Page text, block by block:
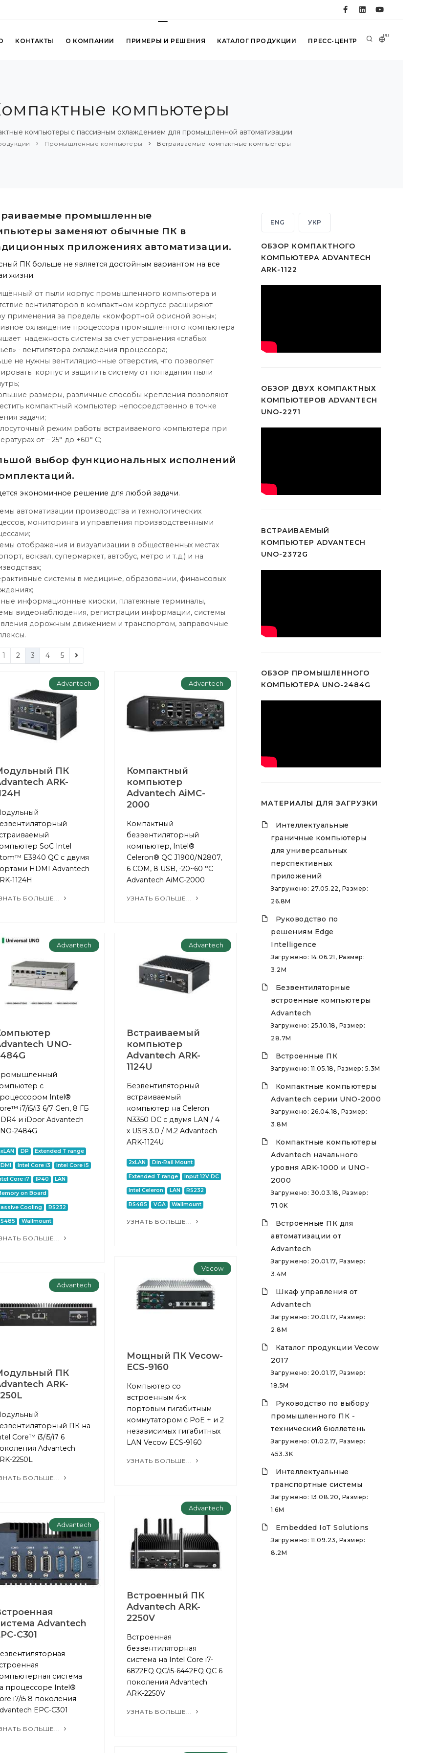
RU
КОНТАКТЫ О КОМПАНИИ ПРИМЕРЫ И РЕШЕНИЯ КАТАЛОГ ПРОДУКЦИИ ПРЕСС-ЦЕНТР
компьютеры
компьютеры с пассивным охлаждением для промышленной автоматизации
Промышленные компьютеры Встраиваемые компактные компьютеры
промышленные
заменяют обычные ПК в
приложениях автоматизации.
ПК больше не является достойным вариантом на все
жизни.
от пыли корпус промышленного компьютера и
вентиляторов в компактном корпусе расширяют
применения за пределы «комфортной офисной зоны»;
охлаждение процессора промышленного компьютера
надежность системы за счет устранения «слабых
- вентилятора охлаждения процессора;
не нужны вентиляционные отверстия, что позволяет
корпус и защитить систему от попадания пыли
размеры, различные способы крепления позволяют
компактный компьютер непосредственно в точке
задачи;
режим работы встраиваемого компьютера при
от – 25° до +60° С;
выбор функциональных исполнений
экономичное решение для любой задачи.
автоматизации производства и технологических
мониторинга и управления производственными
отображения и визуализации в общественных местах
вокзал, супермаркет, автобус, метро и т.д.) и на
системы в медицине, образовании, финансовых
информационные киоски, платежные терминалы,
видеонаблюдения, регистрации информации, системы
дорожным движением и транспортом, заправочные
1 2 3 4 5
Advantech
ПК
ARK-
SoC Intel
E3940 QC с двумя
HDMI Advantech
1124H
БОЛЬШЕ...
Advantech
Компактный
компьютер
Advantech AiMC-
2000
Компактный
безвентиляторный
компьютер, Intel®
Celeron® QC J1900/N2807,
6 COM, 8 USB, -20~60 °C
Advantech AiMC-2000
УЗНАТЬ БОЛЬШЕ...
Advantech
UNO-
c
Intel®
i7/i5/i3 6/7 Gen, 8 ГБ
и iDoor Advantech
2484G
DP Extended T range
Intel Core i3 Intel Core i5
Core i7 IP40 LAN
on Board
Cooling RS232
Wallmount
БОЛЬШЕ...
Advantech
Встраиваемый
компьютер
Advantech ARK-
1124U
Безвентиляторный
встраиваемый
компьютер на Celeron
N3350 DC с двумя LAN / 4
х USB 3.0 / M.2 Advantech
ARK-1124U
2xLAN Din-Rail Mount
Extended T range Input 12V DC
Intel Celeron LAN RS232
RS485 VGA Wallmount
УЗНАТЬ БОЛЬШЕ...
Vecow
Мощный ПК Vecow-
ECS-9160
Компьютер со
встроенным 4-х
портовым гигабитным
коммутатором с PoE + и 2
независимых гигабитных
LAN Vecow ECS-9160
УЗНАТЬ БОЛЬШЕ...
Advantech
ПК
ARK-
ПК на
Core™ i3/i5/i7 6
Advantech
2250L
БОЛЬШЕ...
Advantech
Встроенный ПК
Advantech ARK-
2250V
Встроенная
безвентиляторная
система на Intel Core i7-
6822EQ QC/i5-6442EQ QC 6
поколения Advantech
ARK-2250V
УЗНАТЬ БОЛЬШЕ...
Advantech
Advantech
C301
система
процессоре Intel®
i7/i5 8 поколения
EPC-C301
БОЛЬШЕ...
ENG УКР
ОБЗОР КОМПАКТНОГО
КОМПЬЮТЕРА ADVANTECH
ARK-1122
ОБЗОР ДВУХ КОМПАКТНЫХ
КОМПЬЮТЕРОВ ADVANTECH
UNO-2271
ВСТРАИВАЕМЫЙ
КОМПЬЮТЕР ADVANTECH
UNO-2372G
ОБЗОР ПРОМЫШЛЕННОГО
КОМПЬЮТЕРА UNO-2484G
МАТЕРИАЛЫ ДЛЯ ЗАГРУЗКИ
Интеллектуальные
граничные компьютеры
для универсальных
перспективных
приложений
Загружено: 27.05.22, Размер:
26.8M
Руководство по
решениям Edge
Intelligence
Загружено: 14.06.21, Размер:
3.2M
Безвентиляторные
встроенные компьютеры
Advantech
Загружено: 25.10.18, Размер:
28.7M
Встроенные ПК
Загружено: 11.05.18, Размер: 5.3M
Компактные компьютеры
Advantech серии UNO-2000
Загружено: 26.04.18, Размер:
3.8M
Компактные компьютеры
Advantech начального
уровня ARK-1000 и UNO-
2000
Загружено: 30.03.18, Размер:
71.0K
Встроенные ПК для
автоматизации от
Advantech
Загружено: 20.01.17, Размер:
3.4M
Шкаф управления от
Advantech
Загружено: 20.01.17, Размер:
2.8M
Каталог продукции Vecow
2017
Загружено: 20.01.17, Размер:
18.5M
Руководство по выбору
промышленного ПК -
технический бюллетень
Загружено: 01.02.17, Размер:
453.3K
Интеллектуальные
транспортные системы
Загружено: 13.08.20, Размер:
1.6M
Embedded IoT Solutions
Загружено: 11.09.23, Размер:
8.2M